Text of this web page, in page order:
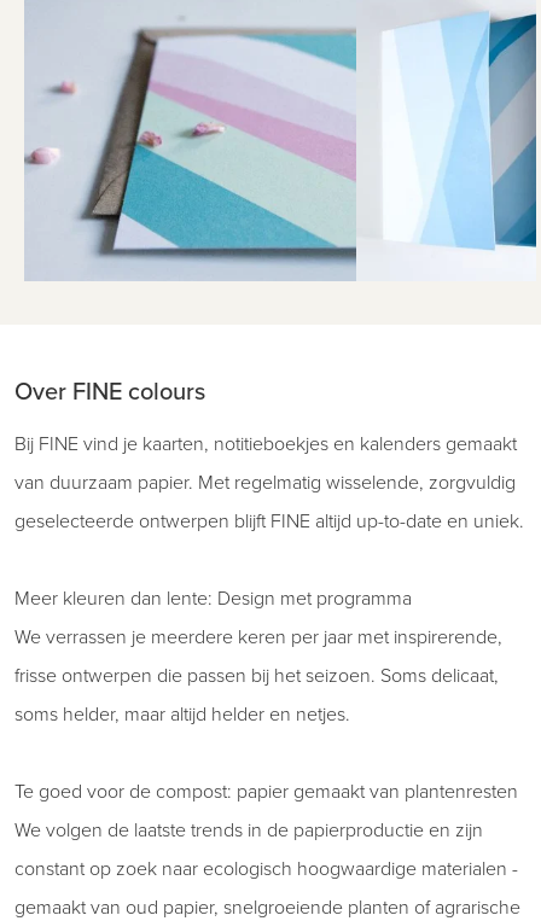
Over FINE colours
Bij FINE vind je kaarten, notitieboekjes en kalenders gemaakt
van duurzaam papier. Met regelmatig wisselende, zorgvuldig
geselecteerde ontwerpen blijft FINE altijd up-to-date en uniek.
Meer kleuren dan lente: Design met programma
We verrassen je meerdere keren per jaar met inspirerende,
frisse ontwerpen die passen bij het seizoen. Soms delicaat,
soms helder, maar altijd helder en netjes.
Te goed voor de compost: papier gemaakt van plantenresten
We volgen de laatste trends in de papierproductie en zijn
constant op zoek naar ecologisch hoogwaardige materialen -
gemaakt van oud papier, snelgroeiende planten of agrarische